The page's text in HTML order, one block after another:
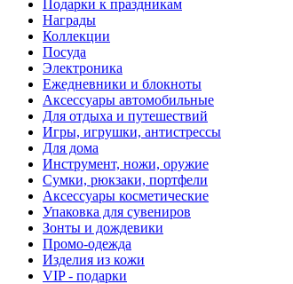
Подарки к праздникам
Награды
Коллекции
Посуда
Электроника
Ежедневники и блокноты
Аксессуары автомобильные
Для отдыха и путешествий
Игры, игрушки, антистрессы
Для дома
Инструмент, ножи, оружие
Сумки, рюкзаки, портфели
Аксессуары косметические
Упаковка для сувениров
Зонты и дождевики
Промо-одежда
Изделия из кожи
VIP - подарки